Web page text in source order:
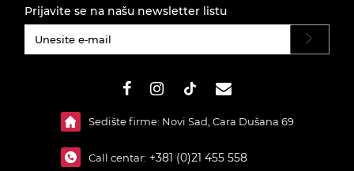
Prijavite se na našu newsletter listu
Sedište firme: Novi Sad, Cara Dušana 69
Call centar: +381 (0)21 455 558